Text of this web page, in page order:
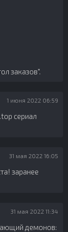
заказов".
1 июня 2022 06:59
сериал
31 мая 2022 16:05
заранее
31 мая 2022 11:34
демонов: